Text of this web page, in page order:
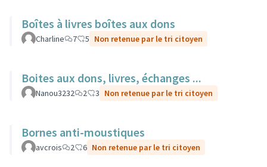
Boîtes à livres boîtes aux dons
Charline 7 5 Non retenue par le tri citoyen
Boites aux dons, livres, échanges ...
Nanou3232 2 3 Non retenue par le tri citoyen
Bornes anti-moustiques
avcrois 2 6 Non retenue par le tri citoyen